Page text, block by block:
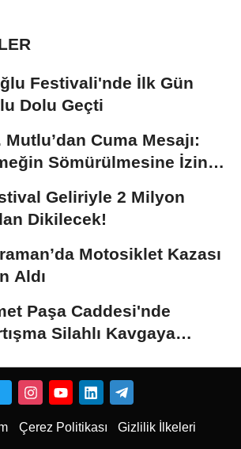
Festivali'nde İlk Gün
Dolu Geçti
Mutlu’dan Cuma Mesajı:
Sömürülmesine İzin
Geliriyle 2 Milyon
Dikilecek!
Motosiklet Kazası
Aldı
Paşa Caddesi'nde
Silahlı Kavgaya
Çerez Politikası Gizlilik İlkeleri